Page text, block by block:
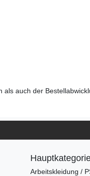
auch der
Arbeitskleidung /